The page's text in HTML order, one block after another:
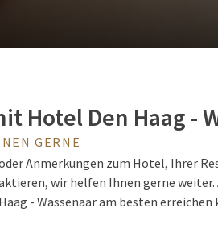
Hotel Den Haag -
GERNE
Anmerkungen zum Hotel, Ihrer
wir helfen Ihnen gerne
- Wassenaar am besten erreichen